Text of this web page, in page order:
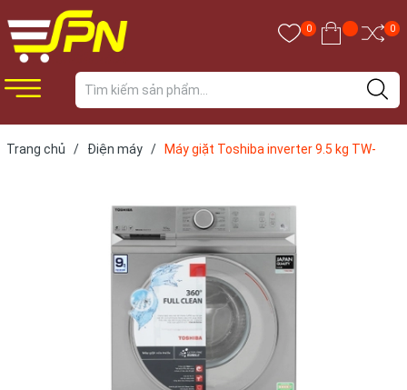
0 0
Trang chủ / Điện máy /
Máy giặt Toshiba inverter 9.5 kg TW-